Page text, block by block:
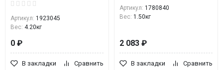
Артикул: 1923045
Вес: 4.20кг
0 ₽
В закладки Сравнить
Артикул: 1780840
Вес: 1.50кг
2 083 ₽
В закладки Сравнить